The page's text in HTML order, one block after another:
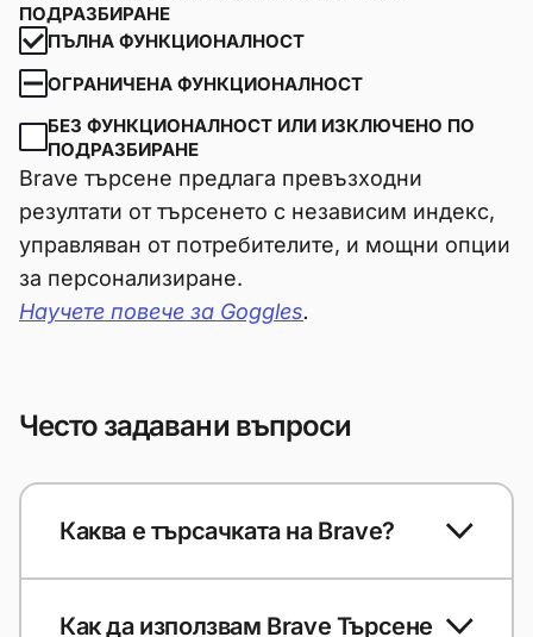
ПОДРАЗБИРАНЕ
ПЪЛНА ФУНКЦИОНАЛНОСТ
ОГРАНИЧЕНА ФУНКЦИОНАЛНОСТ
БЕЗ ФУНКЦИОНАЛНОСТ ИЛИ ИЗКЛЮЧЕНО ПО
ПОДРАЗБИРАНЕ
Brave търсене предлага превъзходни
резултати от търсенето с независим индекс,
управляван от потребителите, и мощни опции
за персонализиране.
Научете повече за Goggles.
Често задавани въпроси
Каква е търсачката на Brave?
Как да използвам Brave Търсене